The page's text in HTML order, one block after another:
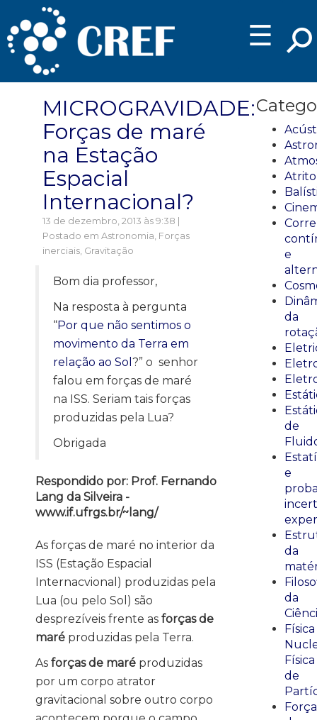
☰
MICROGRAVIDADE:
Forças de maré
na Estação
Espacial
Internacional?
13 de dezembro, 2013 às 9:38 |
Postado em Astronomia, Forças
inerciais, Gravitação
Bom dia professor,
Na resposta à pergunta
“Por que não sentimos o
movimento da Terra em
relação ao Sol ?” o senhor
falou em forças de maré
na ISS. Seriam tais forças
produzidas pela Lua?
Obrigada
Respondido por: Prof. Fernando
Lang da Silveira -
www.if.ufrgs.br/~lang/
As forças de maré no interior da
ISS (Estação Espacial
Internacvional) produzidas pela
Lua (ou pelo Sol) são
desprezíveis frente as forças de
maré produzidas pela Terra.
As forças de maré produzidas
por um corpo atrator
gravitacional sobre outro corpo
Atrito
e
da
de
e
da
da
Física
Física
de
Força